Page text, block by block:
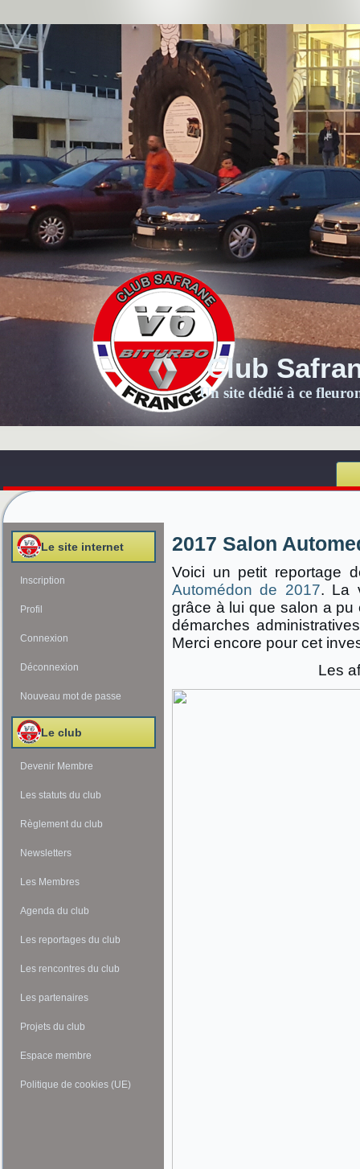
Club
Un site dédié à ce
Le site internet
Inscription
Profil
Connexion
Déconnexion
Nouveau mot de passe
Le club
Devenir Membre
Les statuts du club
Règlement du club
Newsletters
Les Membres
Agenda du club
Les reportages du club
Les rencontres du club
Les partenaires
Projets du club
Espace membre
Politique de cookies (UE)
2017 Salon
Voici un petit reportage
Automédon de 2017. La
grâce à lui que salon a pu
démarches
Merci encore pour cet
Les